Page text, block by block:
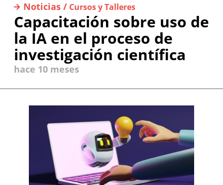
Noticias / Cursos y Talleres
Capacitación sobre uso de
la IA en el proceso de
investigación científica
hace 10 meses